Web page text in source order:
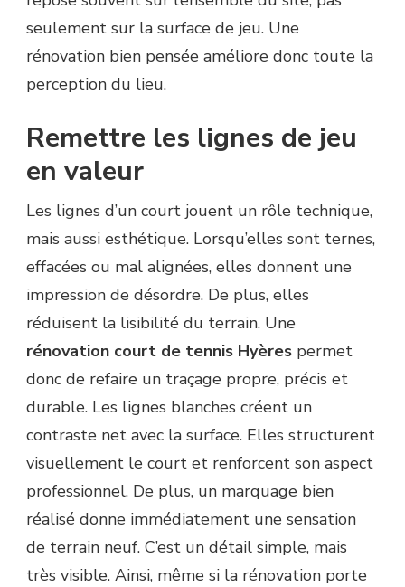
seulement sur la surface de jeu. Une
rénovation bien pensée améliore donc toute la
perception du lieu.
Remettre les lignes de jeu
en valeur
Les lignes d’un court jouent un rôle technique,
mais aussi esthétique. Lorsqu’elles sont ternes,
effacées ou mal alignées, elles donnent une
impression de désordre. De plus, elles
réduisent la lisibilité du terrain. Une
rénovation court de tennis Hyères permet
donc de refaire un traçage propre, précis et
durable. Les lignes blanches créent un
contraste net avec la surface. Elles structurent
visuellement le court et renforcent son aspect
professionnel. De plus, un marquage bien
réalisé donne immédiatement une sensation
de terrain neuf. C’est un détail simple, mais
très visible. Ainsi, même si la rénovation porte